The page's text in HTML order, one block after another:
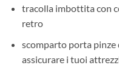
tracolla imbottita con
retro
scomparto porta pinze
assicurare i tuoi